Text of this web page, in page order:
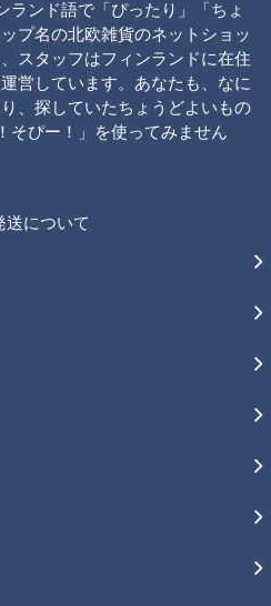
ランド語で「ぴったり」「ちょ
プ名の北欧雑貨のネットショッ
スタッフはフィンランドに在住
営しています。あなたも、なに
、探していたちょうどよいもの
そぴー！」を使ってみません
について